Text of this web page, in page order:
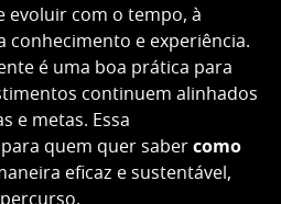
evoluir com o tempo, à
conhecimento e experiência.
é uma boa prática para
continuem alinhados
e metas. Essa
quem quer saber como
eficaz e sustentável,